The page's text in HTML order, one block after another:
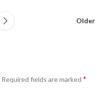
Older
Required fields are marked *